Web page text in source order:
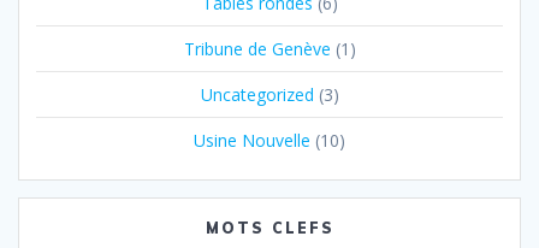
Tribune de Genève (1)
Uncategorized (3)
Usine Nouvelle (10)
MOTS CLEFS